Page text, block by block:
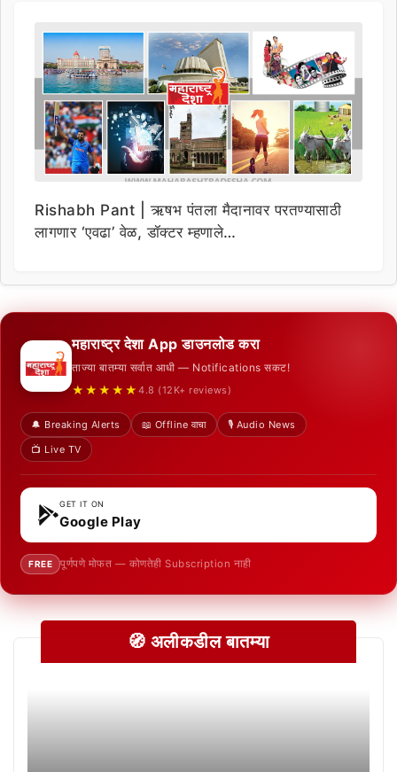
Rishabh Pant | ऋषभ पंतला मैदानावर परतण्यासाठी
लागणार ‘एवढा’ वेळ, डॉक्टर म्हणाले…
महाराष्ट्र देशा App डाउनलोड करा
ताज्या बातम्या सर्वात आधी — Notifications सकट!
★★★★★ 4.8 (12K+ reviews)
🔔 Breaking Alerts 📖 Offline वाचा
🎙️ Audio News
📺 Live TV
GET IT ON
Google Play
FREE पूर्णपणे मोफत — कोणतेही Subscription नाही
🧭 अलीकडील बातम्या